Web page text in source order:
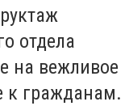
отдела
на вежливое
к гражданам.